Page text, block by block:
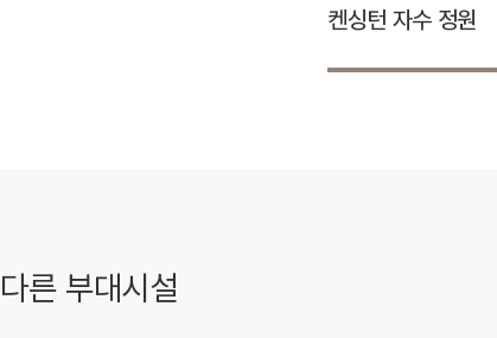
켄싱턴 자수 정원
다른 부대시설